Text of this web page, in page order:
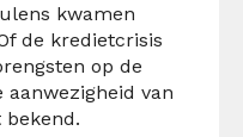
kwamen
de kredietcrisis
op de
van
bekend.